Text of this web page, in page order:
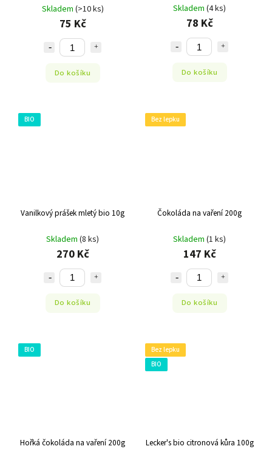
Skladem (>10 ks)
75 Kč
Do košíku
Skladem (4 ks)
78 Kč
Do košíku
BIO
Vanilkový prášek mletý bio 10g
Skladem (8 ks)
270 Kč
Do košíku
Bez lepku
Čokoláda na vaření 200g
Skladem (1 ks)
147 Kč
Do košíku
BIO
Hořká čokoláda na vaření 200g
Bez lepku
BIO
Lecker's bio citronová kůra 100g